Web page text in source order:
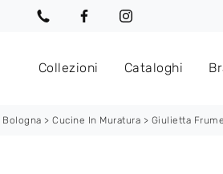
Collezioni Cataloghi
Bologna >Cucine In Muratura > Giulietta